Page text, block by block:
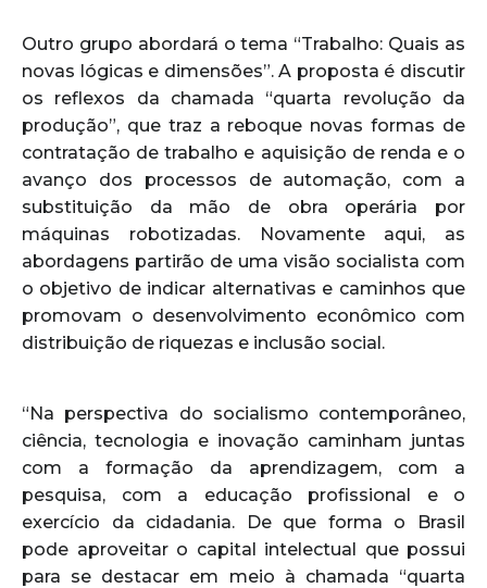
Outro grupo abordará o tema “Trabalho: Quais as
novas lógicas e dimensões”. A proposta é discutir
os reflexos da chamada “quarta revolução da
produção”, que traz a reboque novas formas de
contratação de trabalho e aquisição de renda e o
avanço dos processos de automação, com a
substituição da mão de obra operária por
máquinas robotizadas. Novamente aqui, as
abordagens partirão de uma visão socialista com
o objetivo de indicar alternativas e caminhos que
promovam o desenvolvimento econômico com
distribuição de riquezas e inclusão social.
“Na perspectiva do socialismo contemporâneo,
ciência, tecnologia e inovação caminham juntas
com a formação da aprendizagem, com a
pesquisa, com a educação profissional e o
exercício da cidadania. De que forma o Brasil
pode aproveitar o capital intelectual que possui
para se destacar em meio à chamada “quarta